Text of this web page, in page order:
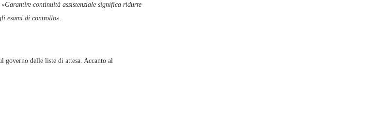
«Garantire continuità assistenziale significa ridurre
esami di controllo».
governo delle liste di attesa. Accanto al